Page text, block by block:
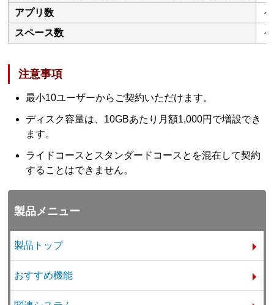
アプリ数
スペース数
注意事項
最小10ユーザーからご契約いただけます。
ディスク容量は、10GBあたり月額1,000円で増設でき
ます。
ライドコースとスタンダードコースとを混在して契約
することはできません。
製品メニュー
製品トップ
おすすめ機能